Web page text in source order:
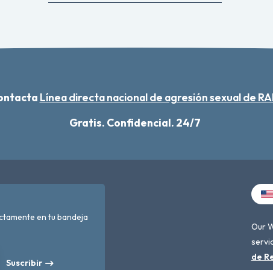
Línea directa nacional de agresión sexual de
Gratis. Confidencial. 24/7
en tu bandeja
Suscribir
Our
de